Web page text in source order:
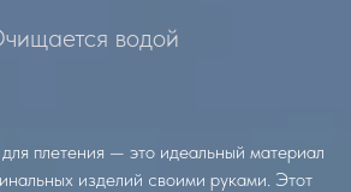
водой
плетения — это идеальный материал
изделий своими руками. Этот